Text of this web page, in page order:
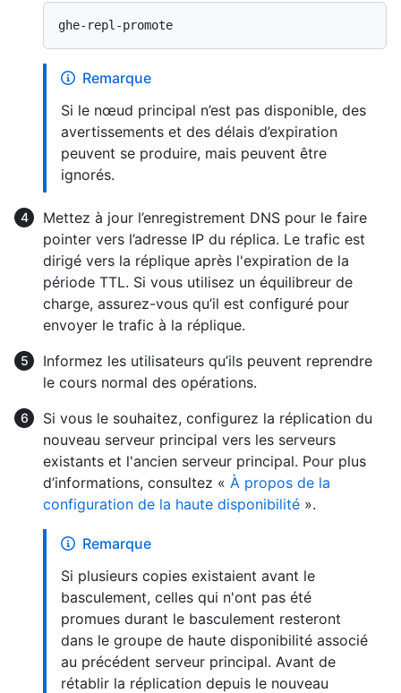
Remarque
Si le nœud principal n’est pas disponible, des
avertissements et des délais d’expiration
peuvent se produire, mais peuvent être
ignorés.
Mettez à jour l’enregistrement DNS pour le faire
pointer vers l’adresse IP du réplica. Le trafic est
dirigé vers la réplique après l'expiration de la
période TTL. Si vous utilisez un équilibreur de
charge, assurez-vous qu’il est configuré pour
envoyer le trafic à la réplique.
Informez les utilisateurs qu’ils peuvent reprendre
le cours normal des opérations.
Si vous le souhaitez, configurez la réplication du
nouveau serveur principal vers les serveurs
existants et l'ancien serveur principal. Pour plus
d’informations, consultez « À propos de la
configuration de la haute disponibilité ».
Remarque
Si plusieurs copies existaient avant le
basculement, celles qui n'ont pas été
promues durant le basculement resteront
dans le groupe de haute disponibilité associé
au précédent serveur principal. Avant de
rétablir la réplication depuis le nouveau